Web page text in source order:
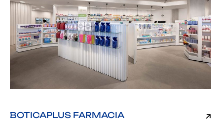
BOTICAPLUS FARMACIA